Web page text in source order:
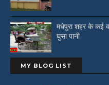
मधेपुरा शहर के कई
घुसा पानी
MY BLOG LIST